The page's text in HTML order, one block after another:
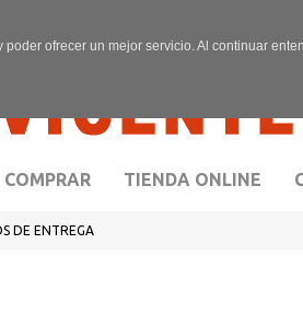
ofrecer un mejor servicio. Al continuar
TIENDA ONLINE
DE ENTREGA